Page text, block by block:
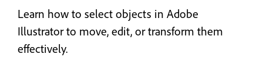
Learn how to select objects in Adobe
Illustrator to move, edit, or transform them
effectively.